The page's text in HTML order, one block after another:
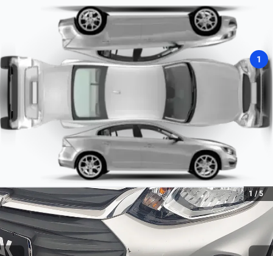
Número de velocidades
Combustão
Tipo de Motor
Flex
Tipo de Combustível
1
1/5